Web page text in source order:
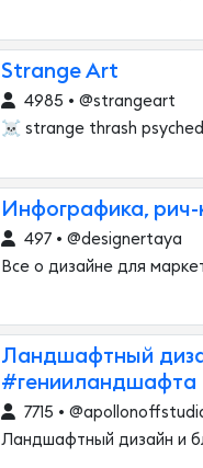
Strange Art
4985 • @strangeart
☠️ strange thrash
Инфографика,
497 • @designertaya
Все о дизайне для
Ландшафтный
#генииландшафта
7715 •
Ландшафтный дизайн и